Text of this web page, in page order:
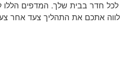
לכל חדר בבית שלך. המדפים
אתכם את התהליך צעד אחר